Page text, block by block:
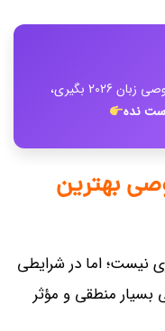
برای اینکه تصمیم‌ درستی درباره معلم خصوصی زبان 2026 بگیری،
نده
بهترین
نیست؛ اما در شرایطی
منطقی و مؤثر